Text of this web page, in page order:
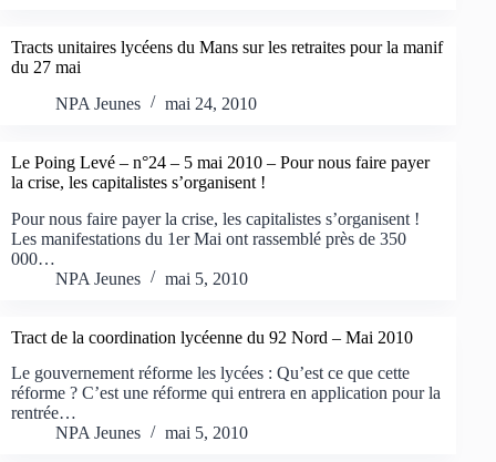
Tracts unitaires lycéens du Mans sur les retraites pour la manif
du 27 mai
NPA Jeunes
mai 24, 2010
Le Poing Levé – n°24 – 5 mai 2010 – Pour nous faire payer
la crise, les capitalistes s’organisent !
Pour nous faire payer la crise, les capitalistes s’organisent !
Les manifestations du 1er Mai ont rassemblé près de 350
000…
NPA Jeunes
mai 5, 2010
Tract de la coordination lycéenne du 92 Nord – Mai 2010
Le gouvernement réforme les lycées : Qu’est ce que cette
réforme ? C’est une réforme qui entrera en application pour la
rentrée…
NPA Jeunes
mai 5, 2010